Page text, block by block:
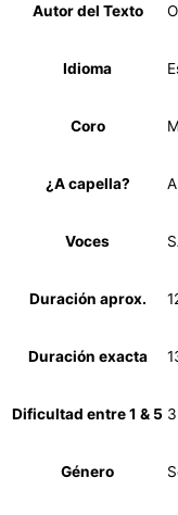
Autor del Texto
Idioma
Coro
¿A capella?
Voces
Duración aprox.
Duración exacta
Dificultad entre 1 & 5 3
Género